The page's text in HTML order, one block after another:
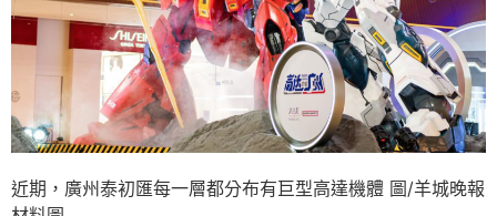
近期，廣州泰初匯每一層都分布有巨型高達機體 圖/羊城晚報